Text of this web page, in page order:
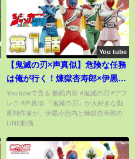
You tube
【鬼滅の刃×声真似】危険な任務
は俺が行く！煉獄杏寿郎×伊黒小
芭内【LINE】
You tubeで見る 動画内容 #鬼滅の刃 #アフ
レコ #声真似 『鬼滅の刃』が大好きな動
画制作者が、伊黒小芭内と煉獄杏寿郎の
LINE動画...